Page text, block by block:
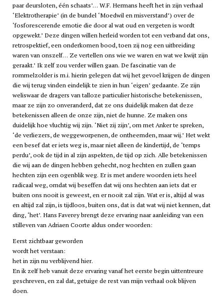
paar deursloten, één schaats’… W.F. Hermans heeft het in zijn verhaal
‘Elektrotherapie’ (in de bundel ‘Moedwil en misverstand’) over de
‘fosforescerende emotie die door al wat oud en vergeten is wordt
opgewekt.’ Deze dingen willen herleid worden tot een verband dat ons,
retrospektief, een onderkomen bood, toen zij nog een uitbreiding
waren van onszelf… Ze vertellen ons wie we waren en wat we kwijt zijn
geraakt.’ Ik zelf zou verder willen gaan. De fascinatie van de
rommelzolder is m.i. hierin gelegen dat wij het gevoel krijgen de dingen
die wij terug vinden eindelijk te zien in hun ‘eigen’ gedaante. Ze zijn
weliswaar de dragers van talloze particulier historische betekenissen,
maar ze zijn zo onveranderd, dat ze ons duidelijk maken dat deze
betekenissen alleen de onze zijn, niet de hunne. Ze maken ons
duidelijk hoe vluchtig wij zijn. ‘Niet zij zijn’, om met Anker te spreken,
‘de verliezers, de weggeworpenen, de ontheemden, maar wij.’ Het wekt
een besef dat er iets weg is, maar niet alleen de kindertijd, de ‘temps
perdu’, ook de tijd in al zijn aspekten, de tijd op zich. Alle betekenissen
die wij aan de dingen hebben gehecht, nog hechten en zullen gaan
hechten zijn een ogenblik weg. Er is met andere woorden iets heel
radicaal weg, omdat wij beseffen dat wij ons hechten aan iets dat er
buiten ons nooit is geweest, en er nooit zal zijn. Wat er is, altijd al was
en altijd zal zijn, is tijdloos, buiten ons, dat is dat wat wij niet kennen, dat
ding, ‘het’. Hans Faverey brengt deze ervaring naar aanleiding van een
stilleven van Adriaen Coorte aldus onder woorden:
Eerst zichtbaar geworden
wordt het verstaan:
het in zijn nu verblijvend hier.
En ik zelf heb vanuit deze ervaring vanaf het eerste begin uittentreure
geschreven, en zal dat, getuige de rest van mijn verhaal ook blijven
doen.